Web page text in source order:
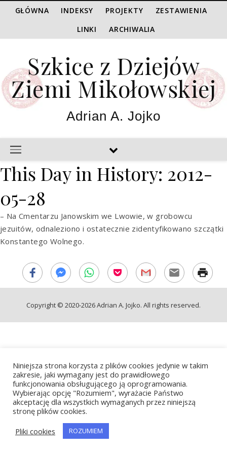
GŁÓWNA INDEKSY PROJEKTY
ZESTAWIENIA
LINKI
ARCHIWALIA
Szkice z Dziejów
Ziemi Mikołowskiej
Adrian A. Jojko
This Day in History: 2012-
05-28
– Na Cmentarzu Janowskim we Lwowie, w grobowcu
jezuitów, odnaleziono i ostatecznie zidentyfikowano szczątki
Konstantego Wolnego.
Copyright © 2020-2026 Adrian A. Jojko. All rights reserved.
Niniejsza strona korzysta z plików cookies jedynie w takim
zakresie, jaki wymagany jest do prawidłowego
funkcjonowania obsługującego ją oprogramowania.
Wybierając opcję "Rozumiem", wyrażacie Państwo
akceptację dla wszystkich wymaganych przez niniejszą
stronę plików cookies.
Pliki cookies
ROZUMIEM